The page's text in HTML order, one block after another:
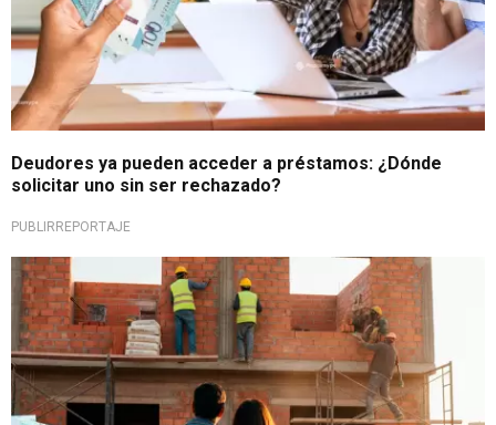
Deudores ya pueden acceder a préstamos: ¿Dónde
solicitar uno sin ser rechazado?
PUBLIRREPORTAJE
¡Una alternativa flexible!